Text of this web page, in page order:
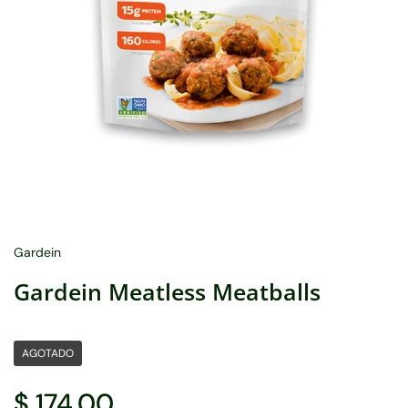
Gardein
Gardein Meatless Meatballs
AGOTADO